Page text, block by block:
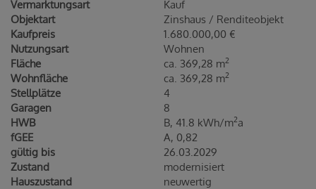
Vermarktungsart
Kauf
Objektart
Zinshaus / Renditeobjekt
Kaufpreis
1.680.000,00 €
Nutzungsart
Wohnen
Fläche
ca. 369,28 m2
Wohnfläche ca. 369,28 m2
Stellplätze
4
Garagen
8
HWB
B, 41.8 kWh/m2a
fGEE
A, 0,82
gültig bis
26.03.2029
Zustand
modernisiert
Hauszustand
neuwertig